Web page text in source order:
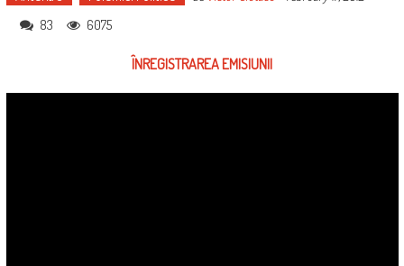
83 6075
ÎNREGISTRAREA EMISIUNII